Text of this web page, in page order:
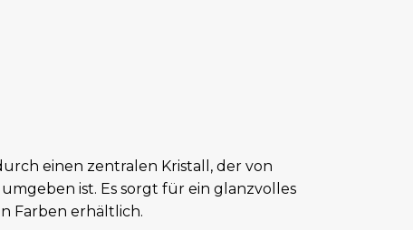
einen zentralen Kristall, der von
ist. Es sorgt für ein glanzvolles
Farben erhältlich.